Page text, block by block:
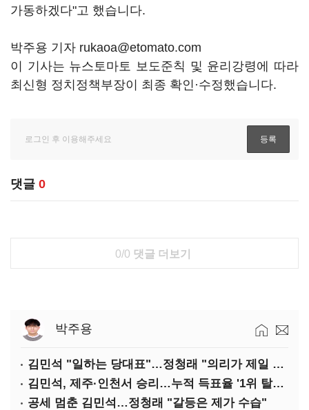
가동하겠다"고 했습니다.
박주용 기자 rukaoa@etomato.com
이 기사는 뉴스토마토 보도준칙 및 윤리강령에 따라
최신형 정치정책부장이 최종 확인·수정했습니다.
댓글 0
0/0 댓글 더보기
박주용
김민석 "일하는 당대표"…정청래 "의리가 제일 중요"
김민석, 제주·인천서 승리…누적 득표율 '1위 탈환'(종합)
공세 멈춘 김민석…정청래 "갈등은 제가 수습"